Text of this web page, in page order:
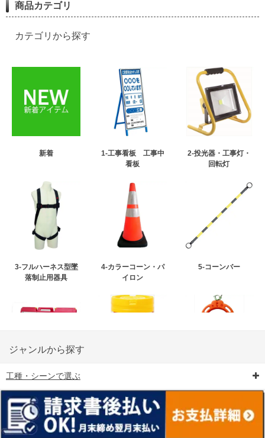
商品カテゴリ
カテゴリから探す
新着
1-工事看板 工事中
看板
2-投光器・工事灯・
回転灯
3-フルハーネス型墜
落制止用器具
4-カラーコーン・パ
イロン
5-コーンバー
6-矢印板/LED矢印板
ンス
ジャンルから探す
工種・シーンで選ぶ